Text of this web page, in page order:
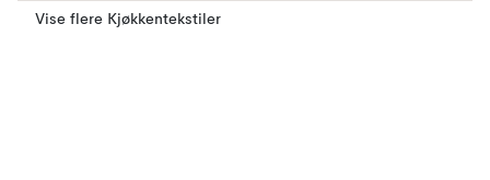
Vise flere Kjøkkentekstiler